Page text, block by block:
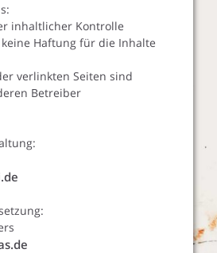
inhaltlicher Kontrolle
Haftung für die Inhalte
verlinkten Seiten sind
Betreiber